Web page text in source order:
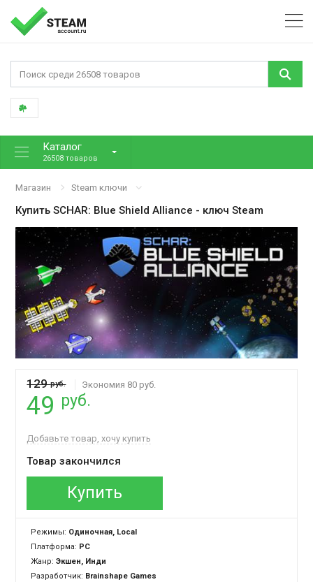
Каталог
26508 товаров
Магазин Steam ключи
КупитьSCHAR: Blue Shield Alliance - ключ Steam
129руб. Экономия 80 руб.
49 руб.
Добавьте товар, хочу купить
Товар закончился
Купить
Режимы: Одиночная, Local
Платформа: PC
Жанр:Экшен, Инди
Разработчик: Brainshape Games